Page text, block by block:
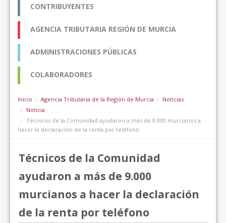
CONTRIBUYENTES
AGENCIA TRIBUTARIA REGIÓN DE MURCIA
ADMINISTRACIONES PÚBLICAS
COLABORADORES
Inicio Agencia Tributaria de la Región de Murcia
Noticias
Noticia
Técnicos de la Comunidad ayudaron a más de 9.000 murcianos a
hacer la declaración de la renta por teléfono
Técnicos de la Comunidad
ayudaron a más de 9.000
murcianos a hacer la declaración
de la renta por teléfono